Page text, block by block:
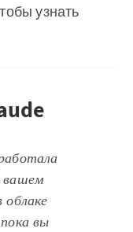
узнать
вашем
вы